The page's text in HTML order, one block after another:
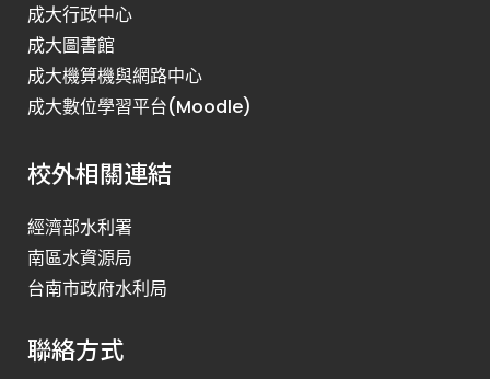
成大行政中心
成大圖書館
成大機算機與網路中心
成大數位學習平台(Moodle)
校外相關連結
經濟部水利署
南區水資源局
台南市政府水利局
聯絡方式